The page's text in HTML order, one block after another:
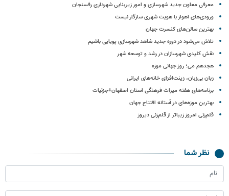
معرفی معاون جدید شهرسازی و امور زیربنایی شهرداری رفسنجان
ورودی‌های اهواز با هویت شهری سازگار نیست
بهترین سالن‌های کنسرت جهان
تلاش می‌شود در دوره جدید شاهد شهرسازی پویایی باشیم
نقش کلیدی شهرسازان در رشد و توسعه شهر
هجدهم می؛ روز جهانی موزه‌
زبان بی‌زبان، زینت‌افزای خانه‌های ایرانی
برنامه‌های هفته میراث فرهنگی استان اصفهان+جزئیات
بهترین موزه‌های در آستانه افتتاح جهان
قلم‌زنی امروز زیباتر از قلم‌زنی دیروز
نظر شما